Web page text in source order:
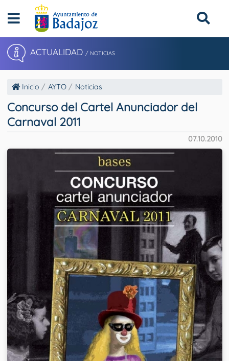
ACTUALIDAD / NOTICIAS
Inicio AYTO Noticias
Concurso del Cartel Anunciador del
Carnaval 2011
07.10.2010